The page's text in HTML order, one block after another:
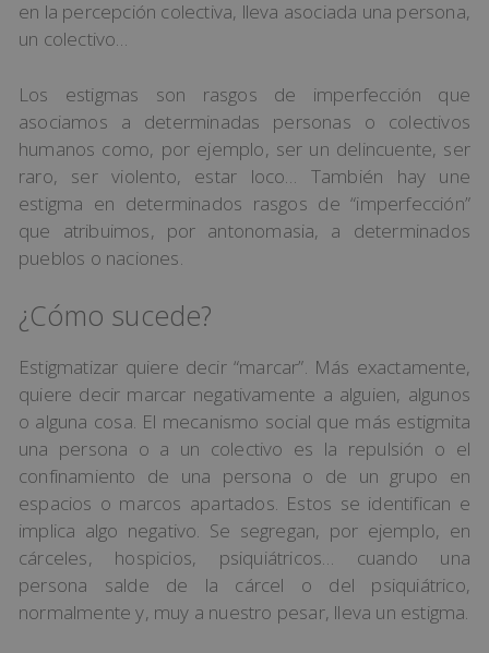
en la percepción colectiva, lleva asociada una persona,
un colectivo…
Los estigmas son rasgos de imperfección que
asociamos a determinadas personas o colectivos
humanos como, por ejemplo, ser un delincuente, ser
raro, ser violento, estar loco… También hay une
estigma en determinados rasgos de “imperfección”
que atribuimos, por antonomasia, a determinados
pueblos o naciones.
¿Cómo sucede?
Estigmatizar quiere decir “marcar”. Más exactamente,
quiere decir marcar negativamente a alguien, algunos
o alguna cosa. El mecanismo social que más estigmita
una persona o a un colectivo es la repulsión o el
confinamiento de una persona o de un grupo en
espacios o marcos apartados. Estos se identifican e
implica algo negativo. Se segregan, por ejemplo, en
cárceles, hospicios, psiquiátricos… cuando una
persona salde de la cárcel o del psiquiátrico,
normalmente y, muy a nuestro pesar, lleva un estigma.